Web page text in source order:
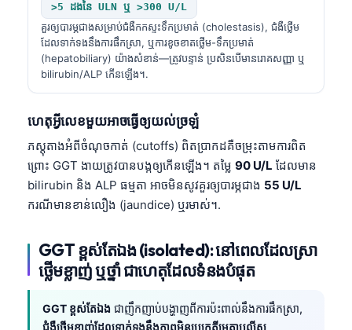
>5 ដងនៃ ULN ឬ >300 U/L
គួរឲ្យបារម្ភជាងសម្រាប់ជំងឺកកស្ទះទឹកប្រមាត់ (cholestasis), ជំងឺថ្លើម
ដែលទាក់ទងនឹងការផឹកស្រា, ឬការខូចខាតថ្លើម-ទឹកប្រមាត់
(hepatobiliary) យ៉ាងសំខាន់—ត្រូវបន្ទាន់ ប្រសិនបើមានរោគសញ្ញា ឬ
bilirubin/ALP កើនឡើង។.
ហេតុអ្វីលេខមួយអាចធ្វើឲ្យយល់ច្រឡំ
ភស្តុតាងអំពីចំណុចកាត់ (cutoffs) ពិតប្រាកដគឺចម្រុះតាមការពិត
ព្រោះ GGT ងាយត្រូវបានបង្កឲ្យកើនឡើង។ តម្លៃ 90 U/L ដែលមាន
bilirubin និង ALP ធម្មតា អាចមិនសូវគួរឲ្យបារម្ភជាង 55 U/L
ករណីមានខាន់លឿង (jaundice) ឬរមាស់។.
GGT ខ្ពស់តែឯង (isolated): នៅពេលដែលស្រា
ថ្លើមខ្លាញ់ ឬថ្នាំ ជាហេតុដែលទំនងបំផុត
GGT ខ្ពស់តែឯង ជាញឹកញាប់បង្ហាញពីការប៉ះពាល់នឹងការផឹកស្រា,
ជំងឺថ្លើមខ្លាញ់ដែលទាក់ទងនឹងភាពមិនប្រក្រតីមេតាបូលីស